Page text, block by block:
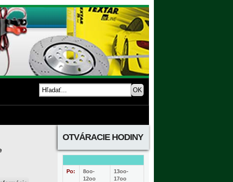
OTVÁRACIE HODINY
Po:
8oo-
12oo
13oo-
17oo